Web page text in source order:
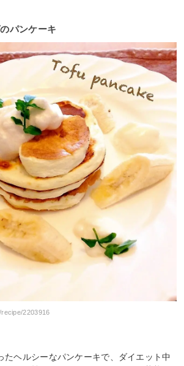
パンケーキ
2203916
たヘルシーなパンケーキで、ダイエット中